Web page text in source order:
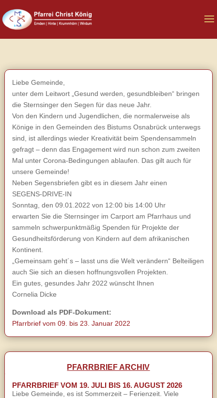
Liebe Gemeinde,
unter dem Leitwort „Gesund werden, gesundbleiben“ bringen
die Sternsinger den Segen für das neue Jahr.
Von den Kindern und Jugendlichen, die normalerweise als
Könige in den Gemeinden des Bistums Osnabrück unterwegs
sind, ist allerdings wieder Kreativität beim Spendensammeln
gefragt – denn das Engagement wird nun schon zum zweiten
Mal unter Corona-Bedingungen ablaufen. Das gilt auch für
unsere Gemeinde!
Neben Segensbriefen gibt es in diesem Jahr einen
SEGENS-DRIVE-IN
Sonntag, den 09.01.2022 von 12:00 bis 14:00 Uhr
erwarten Sie die Sternsinger im Carport am Pfarrhaus und
sammeln schwerpunktmäßig Spenden für Projekte der
Gesundheitsförderung von Kindern auf dem afrikanischen
Kontinent.
„Gemeinsam geht´s – lasst uns die Welt verändern“ Belteiligen
auch Sie sich an diesen hoffnungsvollen Projekten.
Ein gutes, gesundes Jahr 2022 wünscht Ihnen
Cornelia Dicke
Download als PDF-Dokument:
Pfarrbrief vom 09. bis 23. Januar 2022
PFARRBRIEF ARCHIV
PFARRBRIEF VOM 19. JULI BIS 16. AUGUST 2026
Liebe Gemeinde, es ist Sommerzeit – Ferienzeit. Viele